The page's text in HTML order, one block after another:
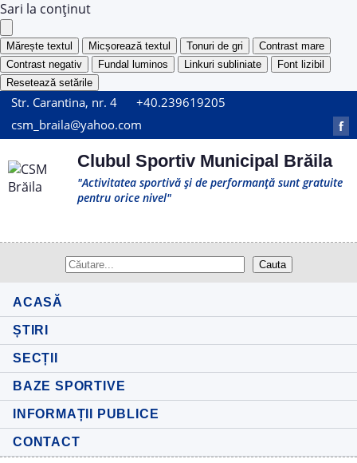
Sari la conținut
Mărește textul Micșorează textul Tonuri de gri
Contrast mare
Contrast negativ
Fundal luminos Linkuri subliniate
Font lizibil
Resetează setările
Str. Carantina, nr. 4
+40.239619205
csm_braila@yahoo.com
f
Clubul Sportiv Municipal Brăila
"Activitatea sportivă și de performanță sunt gratuite
pentru orice nivel"
ACASĂ
ȘTIRI
SECȚII
BAZE SPORTIVE
INFORMAȚII PUBLICE
CONTACT